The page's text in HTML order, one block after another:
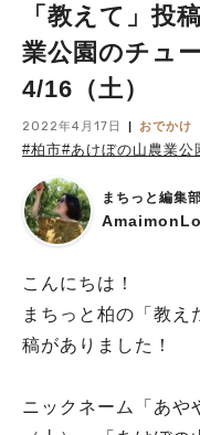
「教えて」投
業公園のチュ
4/16（土）
2022年4月17日 おでかけ
#柏市#あけぼの山農業公
まちっと編集部
こんにちは！
まちっと柏の「教え
稿がありました！
ニックネーム「あや